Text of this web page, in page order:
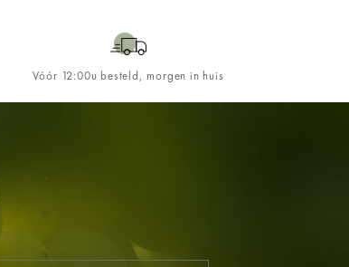
Vóór 12:00u besteld, morgen in huis